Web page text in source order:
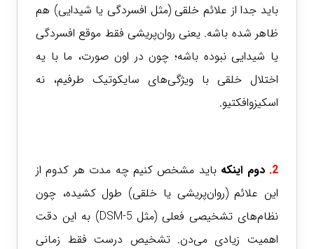
باید جدا از علائم خلقی (مثل افسردگی یا شیدایی) هم
ظاهر شده باشه. یعنی روان‌پریشی فقط موقع افسردگی
یا شیدایی نبوده باشه؛ چون در اون صورت، ما با یه
اختلال خلقی با ویژگی‌های سایکوتیک طرفیم، نه
اسکیزوافکتیو.
2. دوم اینکه باید مشخص کنیم چه مدت هر کدوم از
این علائم (روان‌پریشی یا خلقی) طول کشیده، چون
نظام‌های تشخیصی فعلی (مثل DSM-5) به این دقت
اهمیت زیادی می‌دن. تشخیص درست فقط زمانی